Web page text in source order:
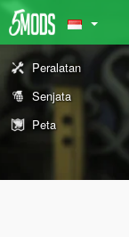
Peralatan
Senjata
Peta